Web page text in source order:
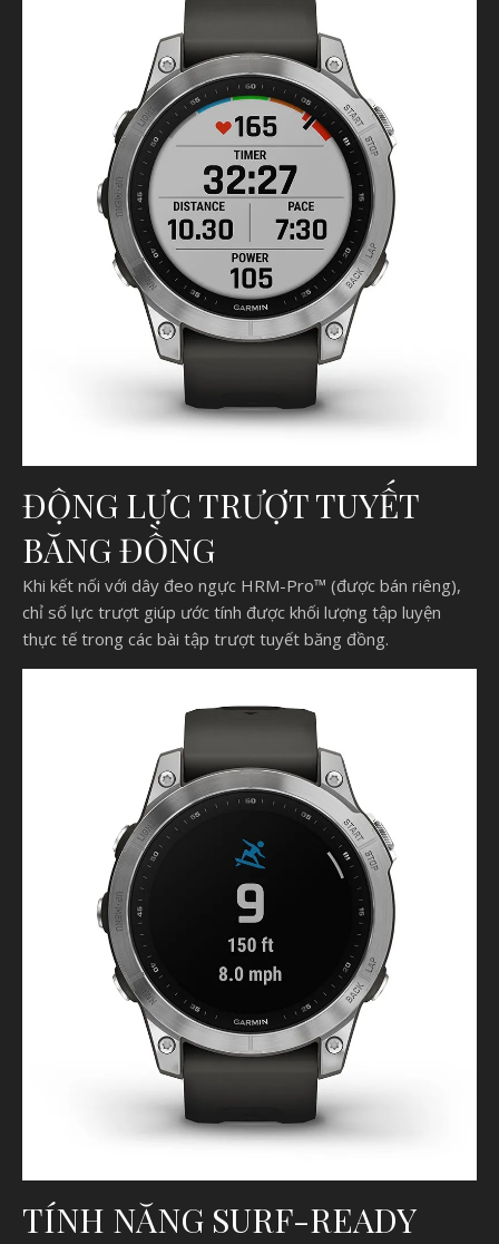
ĐỘNG LỰC TRƯỢT TUYẾT
BĂNG ĐỒNG
Khi kết nối với dây đeo ngực HRM-Pro™ (được bán riêng),
chỉ số lực trượt giúp ước tính được khối lượng tập luyện
thực tế trong các bài tập trượt tuyết băng đồng.
TÍNH NĂNG SURF-READY